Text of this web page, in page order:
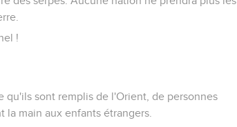
!
qu'ils sont remplis de l'Orient, de personnes
main aux enfants étrangers.